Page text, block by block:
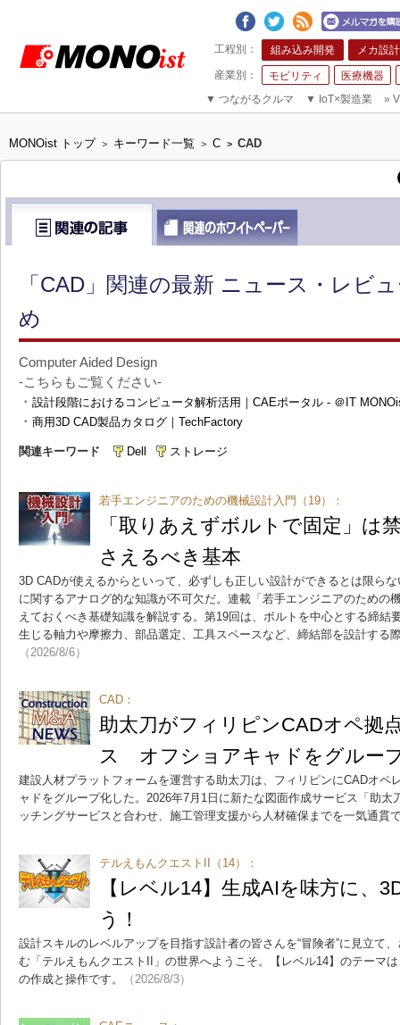
組み込み開発 メカ設計
モビリティ
医療機器
▼ つながるクルマ ▼ IoT×製造業 »
MONOist トップ > キーワード一覧 > C > CAD
「CAD」関連の最新 ニュース・レビ
め
Computer Aided Design
-こちらもご覧ください-
・ 設計段階におけるコンピュータ解析活用｜CAEポータル - ＠IT
・ 商用3D CAD製品カタログ｜TechFactory
関連キーワード Dell ストレージ
若手エンジニアのための機械設計入門（19）：
「取りあえずボルトで固定」
さえるべき基本
3D CADが使えるからといって、必ずしも正しい設計ができるとは限ら
に関するアナログ的な知識が不可欠だ。連載「若手エンジニアのための
えておくべき基礎知識を解説する。第19回は、ボルトを中心とする締結
生じる軸力や摩擦力、部品選定、工具スペースなど、締結部を設計する
（2026/8/6）
CAD：
助太刀がフィリピンCADオペ拠
ス オフショアキャドをグルー
建設人材プラットフォームを運営する助太刀は、フィリピンにCADオペ
ャドをグループ化した。2026年7月1日に新たな図面作成サービス「助太
ッチングサービスと合わせ、施工管理支援から人材確保までを一気通貫
テルえもんクエストII（14）：
【レベル14】生成AIを味方に、
う！
設計スキルのレベルアップを目指す設計者の皆さんを“冒険者”に見立て
む「テルえもんクエストII」の世界へようこそ。【レベル14】のテーマ
の作成と操作です。
（2026/8/3）